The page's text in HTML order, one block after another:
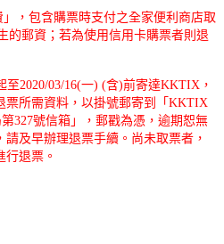
，包含購票時支付之全家便利商店取
的郵資；若為使用信用卡購票者則退
至2020/03/16(一) (含)前寄達KKTIX ，
票所需資料，以掛號郵寄到「KKTIX
327號信箱」，郵戳為憑，逾期恕無
及早辦理退票手續。尚未取票者，
退票。